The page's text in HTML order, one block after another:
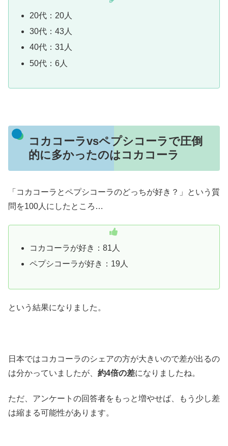
20代：20人
30代：43人
40代：31人
50代：6人
コカコーラvsペプシコーラで圧倒
的に多かったのはコカコーラ
「コカコーラとペプシコーラのどっちが好き？」という質
問を100人にしたところ…
コカコーラが好き：81人
ペプシコーラが好き：19人
という結果になりました。
日本ではコカコーラのシェアの方が大きいので差が出るの
は分かっていましたが、 約4倍の差になりましたね。
ただ、アンケートの回答者をもっと増やせば、もう少し差
は縮まる可能性があります。